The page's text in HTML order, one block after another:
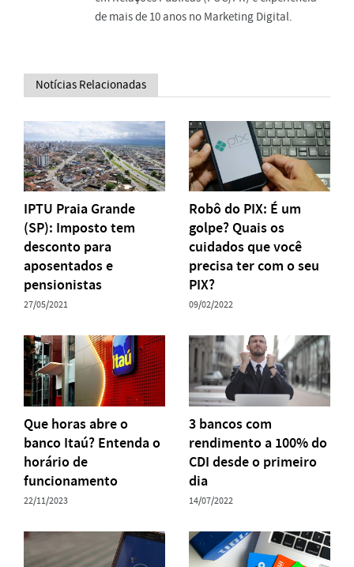
de mais de 10 anos no Marketing Digital.
Notícias Relacionadas
IPTU Praia Grande
(SP): Imposto tem
desconto para
aposentados e
pensionistas
27/05/2021
Robô do PIX: É um
golpe? Quais os
cuidados que você
precisa ter com o seu
PIX?
09/02/2022
Que horas abre o
banco Itaú? Entenda o
horário de
funcionamento
22/11/2023
3 bancos com
rendimento a 100% do
CDI desde o primeiro
dia
14/07/2022